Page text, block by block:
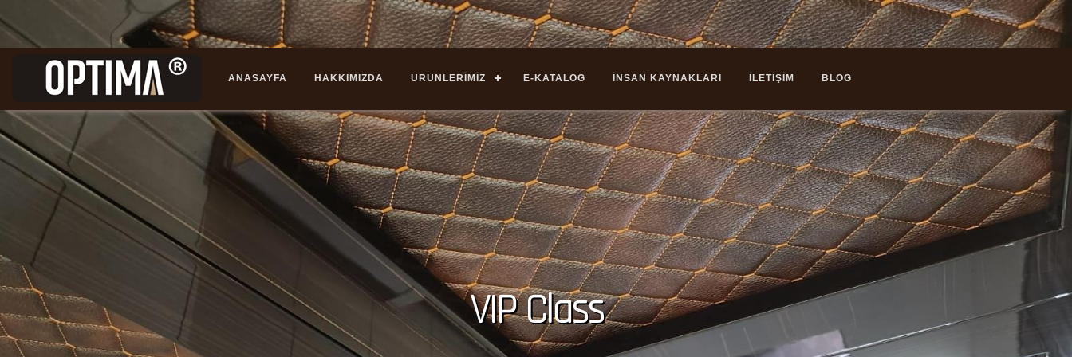
ANASAYFA HAKKIMIZDA ÜRÜNLERİMİZ E-KATALOG İNSAN KAYNAKLARI İLETİŞİM BLOG